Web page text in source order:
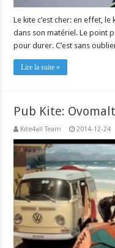
Le kite c’est cher: en effet,
dans son matériel. Le point
pour durer. C’est sans
Lire la suite »
Pub Kite:
Kite4all Team 2014-12-24